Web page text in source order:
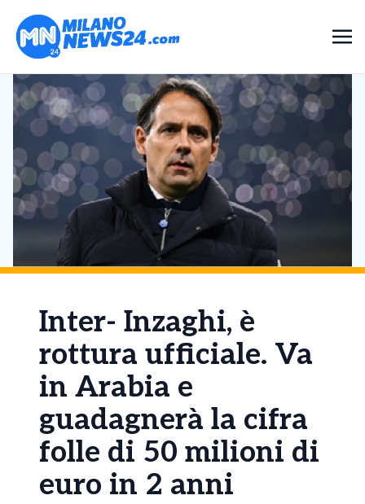
Inter- Inzaghi, è
rottura ufficiale. Va
in Arabia e
guadagnerà la cifra
folle di 50 milioni di
euro in 2 anni